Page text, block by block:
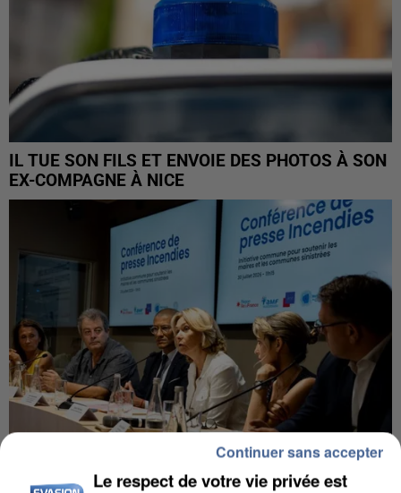
IL TUE SON FILS ET ENVOIE DES PHOTOS À SON
EX-COMPAGNE À NICE
Le respect de votre vie privée est
Continuer sans accepter